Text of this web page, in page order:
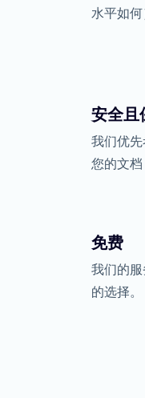
水平如何
安全且
我们优
您的文档
免费
我们的
的选择。